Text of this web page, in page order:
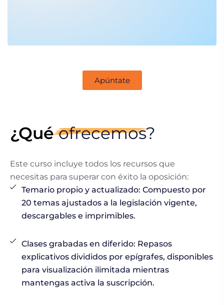
Apúntate
¿Quéofrecemos?
Este curso incluye todos los recursos que
necesitas para superar con éxito la oposición:
Temario propio y actualizado: Compuesto por
20 temas ajustados a la legislación vigente,
descargables e imprimibles.
Clases grabadas en diferido: Repasos
explicativos divididos por epígrafes, disponibles
para visualización ilimitada mientras
mantengas activa la suscripción.